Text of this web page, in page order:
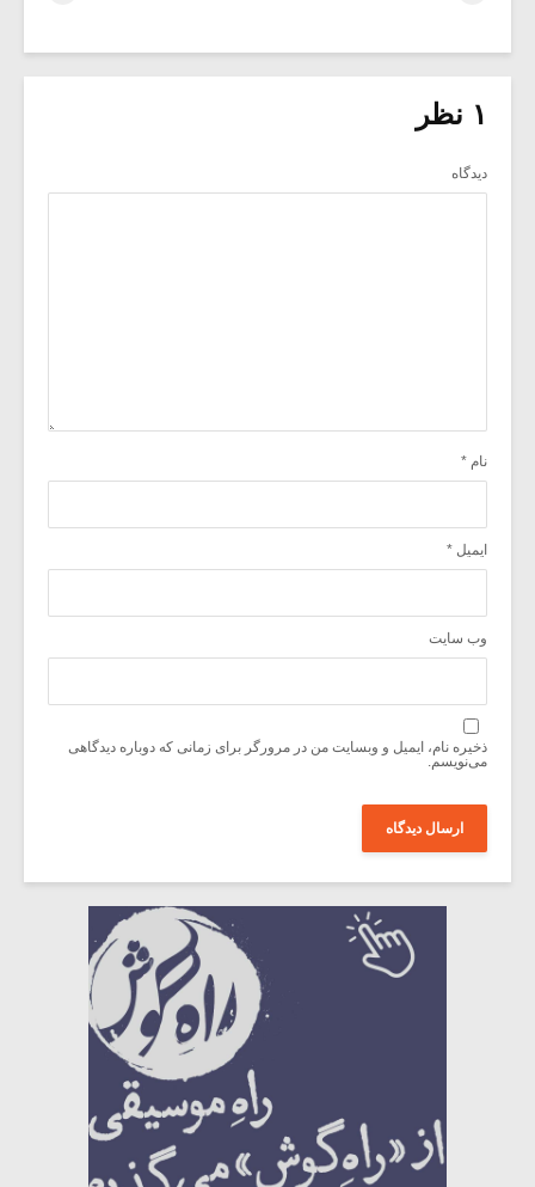
۱ نظر
دیدگاه
نام *
ایمیل *
وب‌ سایت
ذخیره نام، ایمیل و وبسایت من در مرورگر برای زمانی که دوباره دیدگاهی
می‌نویسم.